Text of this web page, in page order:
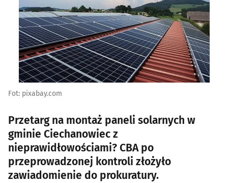
Fot: pixabay.com
Przetarg na montaż paneli solarnych w
gminie Ciechanowiec z
nieprawidłowościami? CBA po
przeprowadzonej kontroli złożyło
zawiadomienie do prokuratury.